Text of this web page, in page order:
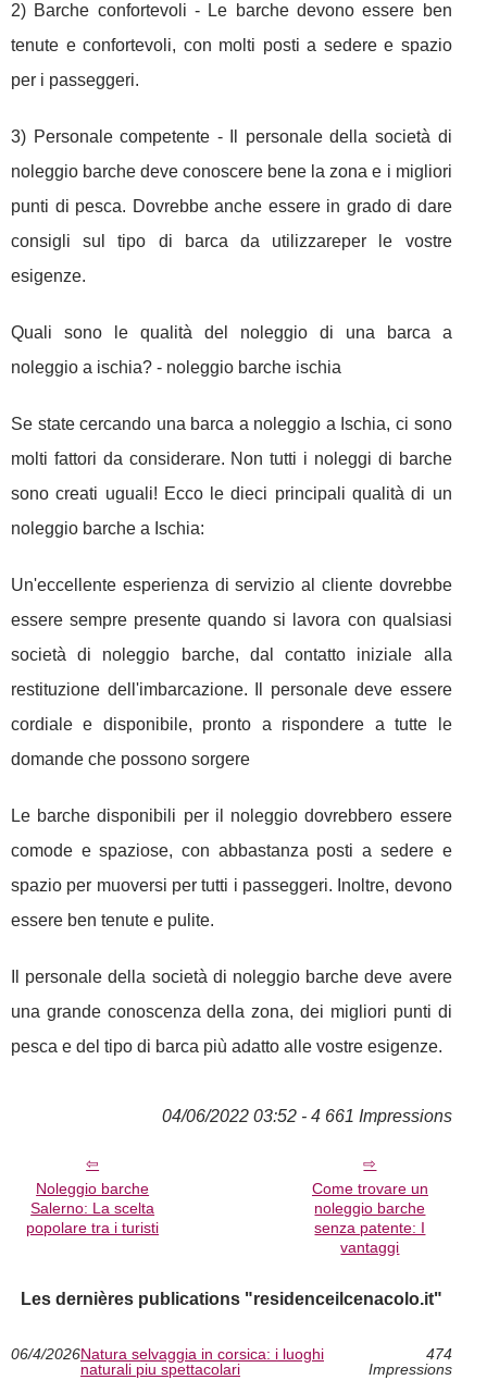
2) Barche confortevoli - Le barche devono essere ben
tenute e confortevoli, con molti posti a sedere e spazio
per i passeggeri.
3) Personale competente - Il personale della società di
noleggio barche deve conoscere bene la zona e i migliori
punti di pesca. Dovrebbe anche essere in grado di dare
consigli sul tipo di barca da utilizzareper le vostre
esigenze.
Quali sono le qualità del noleggio di una barca a
noleggio a ischia? - noleggio barche ischia
Se state cercando una barca a noleggio a Ischia, ci sono
molti fattori da considerare. Non tutti i noleggi di barche
sono creati uguali! Ecco le dieci principali qualità di un
noleggio barche a Ischia:
Un'eccellente esperienza di servizio al cliente dovrebbe
essere sempre presente quando si lavora con qualsiasi
società di noleggio barche, dal contatto iniziale alla
restituzione dell'imbarcazione. Il personale deve essere
cordiale e disponibile, pronto a rispondere a tutte le
domande che possono sorgere
Le barche disponibili per il noleggio dovrebbero essere
comode e spaziose, con abbastanza posti a sedere e
spazio per muoversi per tutti i passeggeri. Inoltre, devono
essere ben tenute e pulite.
Il personale della società di noleggio barche deve avere
una grande conoscenza della zona, dei migliori punti di
pesca e del tipo di barca più adatto alle vostre esigenze.
04/06/2022 03:52 - 4 661 Impressions
Noleggio barche
Salerno: La scelta
popolare tra i turisti
Come trovare un
noleggio barche
senza patente: I
vantaggi
Les dernières publications "residenceilcenacolo.it"
06/4/2026Natura selvaggia in corsica: i luoghi
naturali piu spettacolari
474
Impressions